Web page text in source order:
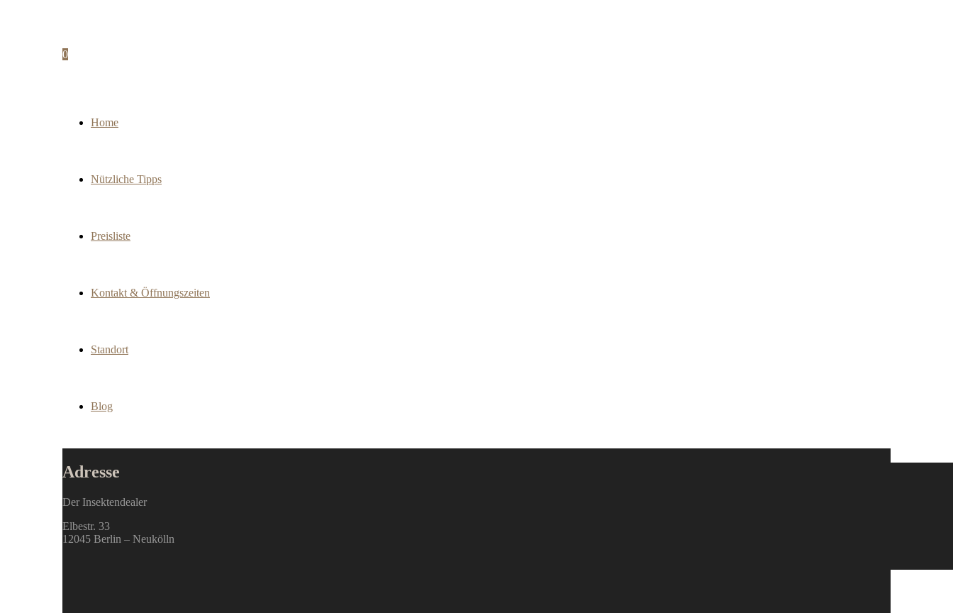
0
Home
Nützliche Tipps
Preisliste
Kontakt & Öffnungszeiten
Standort
Blog
Adresse
Der Insektendealer
Elbestr. 33
12045 Berlin – Neukölln